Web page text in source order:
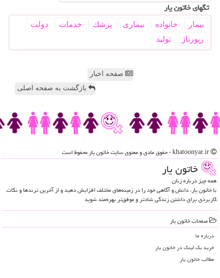
تگهای خاتون یار
بیمار خانواده بیماری پزشك خدمات
دولت
رپورتاژ
تولید
صفحه اخبار
بازگشت به صفحه اصلی
خاتون یار
همه چیز درباره زنان
با خاتون یار، دانش و آگاهی خود را در زمینه‌های مختلف افزایش دهید و از آخرین ترندها و نکات
کاربردی برای داشتن زندگی شادتر و موفق‌تر بهره‌مند شوید
صفحات خاتون یار
درباره ما
خرید بک لینک در خاتون یار
مطالب خاتون یار